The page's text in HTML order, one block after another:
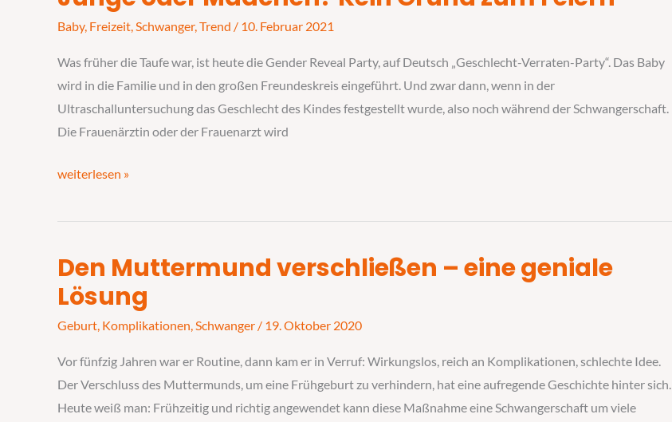
Baby, Freizeit,Schwanger,Trend / 10. Februar 2021
Was früher die Taufe war, ist heute die Gender Reveal Party, auf Deutsch „Geschlecht-Verraten-Party“. Das Baby
wird in die Familie und in den großen Freundeskreis eingeführt. Und zwar dann, wenn in der
Ultraschalluntersuchung das Geschlecht des Kindes festgestellt wurde, also noch während der Schwangerschaft.
Die Frauenärztin oder der Frauenarzt wird
Kein
Grund
zum
Feiern
weiterlesen »
Den Muttermund verschließen – eine geniale
Lösung
Geburt, Komplikationen,Schwanger / 19. Oktober 2020
Vor fünfzig Jahren war er Routine, dann kam er in Verruf: Wirkungslos, reich an Komplikationen, schlechte Idee.
Der Verschluss des Muttermunds, um eine Frühgeburt zu verhindern, hat eine aufregende Geschichte hinter sich.
Heute weiß man: Frühzeitig und richtig angewendet kann diese Maßnahme eine Schwangerschaft um viele
Den
Muttermund
–
eine
geniale
Lösung